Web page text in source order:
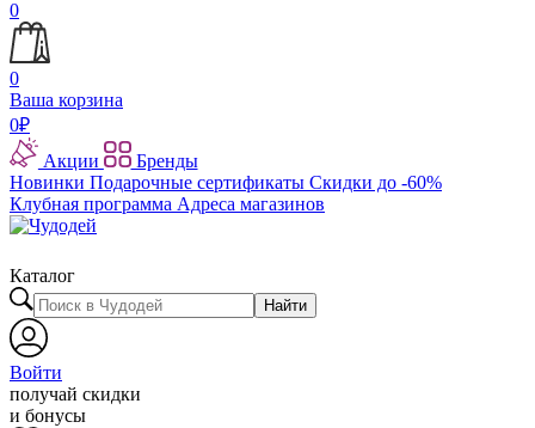
0
0
Ваша корзина
0₽
Акции
Бренды
Новинки Подарочные сертификаты Скидки до -60%
Клубная программа Адреса магазинов
Каталог
Найти
Войти
получай скидки
и бонусы